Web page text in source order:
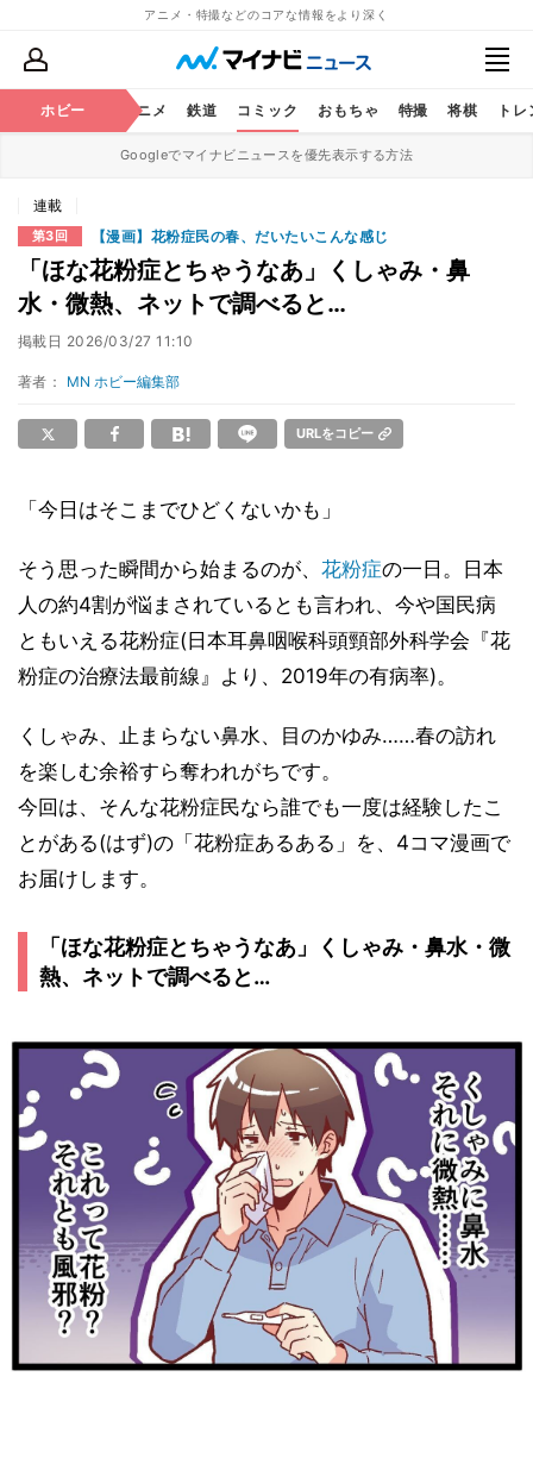
アニメ・特撮などのコアな情報をより深く
ホビー アニメ 鉄道 コミック おもちゃ 特撮 将棋 ト
Googleでマイナビニュースを優先表示する方法
連載
第3回 【漫画】花粉症民の春、だいたいこんな感じ
「ほな花粉症とちゃうなあ」くしゃみ・鼻
水・微熱、ネットで調べると…
掲載日 2026/03/27 11:10
著者： MN ホビー編集部
URLをコピー
「今日はそこまでひどくないかも」
そう思った瞬間から始まるのが、 花粉症の一日。日本
人の約4割が悩まされているとも言われ、今や国民病
ともいえる花粉症(日本耳鼻咽喉科頭頸部外科学会『花
粉症の治療法最前線』より、2019年の有病率)。
くしゃみ、止まらない鼻水、目のかゆみ……春の訪れ
を楽しむ余裕すら奪われがちです。
今回は、そんな花粉症民なら誰でも一度は経験したこ
とがある(はず)の「花粉症あるある」を、4コマ漫画で
お届けします。
「ほな花粉症とちゃうなあ」くしゃみ・鼻水・微
熱、ネットで調べると…